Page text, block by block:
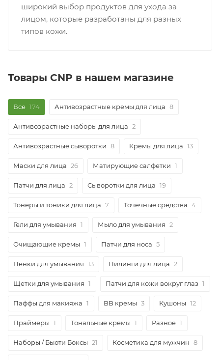
широкий выбор продуктов для ухода за
лицом, которые разработаны для разных
типов кожи.
Товары CNP в нашем магазине
Все 174 Антивозрастные кремы для лица 8
Антивозрастные наборы для лица 2
Антивозрастные сыворотки 8 Кремы для лица 13
Маски для лица 26 Матирующие салфетки 1
Патчи для лица 2 Сыворотки для лица 19
Тонеры и тоники для лица 7 Точечные средства 4
Гели для умывания 1 Мыло для умывания 2
Очищающие кремы 1 Патчи для носа 5
Пенки для умывания 13 Пилинги для лица 2
Щетки для умывания 1 Патчи для кожи вокруг глаз 1
Паффы для макияжа 1 BB кремы 3 Кушоны 12
Праймеры 1 Тональные кремы 1 Разное 1
Наборы / Бьюти Боксы 21 Косметика для мужчин 8